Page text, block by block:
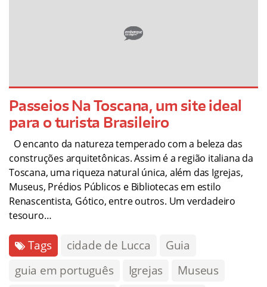
Passeios Na Toscana, um site ideal
para o turista Brasileiro
O encanto da natureza temperado com a beleza das
construções arquitetônicas. Assim é a região italiana da
Toscana, uma riqueza natural única, além das Igrejas,
Museus, Prédios Públicos e Bibliotecas em estilo
Renascentista, Gótico, entre outros. Um verdadeiro
tesouro…
Tags cidade de Lucca
Guia
guia em português
Igrejas Museus